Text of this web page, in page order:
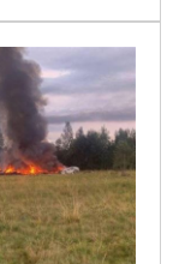
之變」曹爽的
變」為例，直